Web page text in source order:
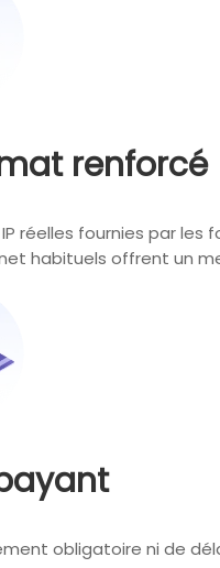
renforcé
réelles fournies par les
habituels offrent un
obligatoire ni de